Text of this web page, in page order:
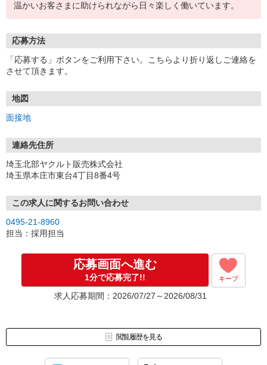
温かいお客さまに助けられながら日々楽しく働いています。
応募方法
「応募する」ボタンをご利用下さい。こちらより折り返しご連絡を
させて頂きます。
地図
面接地
連絡先住所
埼玉北部ヤクルト販売株式会社
埼玉県本庄市東台4丁目8番4号
この求人に関するお問い合わせ
0495-21-8960
担当：採用担当
応募画面へ進む
1分で応募完了!! キープ
求人応募期間：2026/07/27～2026/08/31
閲覧履歴を見る